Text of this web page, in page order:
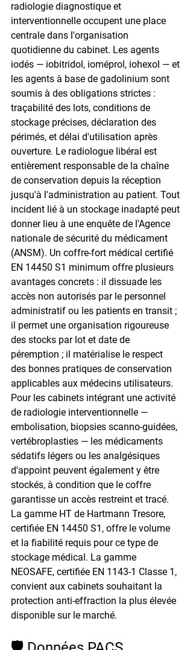
radiologie diagnostique et
interventionnelle occupent une place
centrale dans l'organisation
quotidienne du cabinet. Les agents
iodés — iobitridol, ioméprol, iohexol — et
les agents à base de gadolinium sont
soumis à des obligations strictes :
traçabilité des lots, conditions de
stockage précises, déclaration des
périmés, et délai d'utilisation après
ouverture. Le radiologue libéral est
entièrement responsable de la chaîne
de conservation depuis la réception
jusqu'à l'administration au patient. Tout
incident lié à un stockage inadapté peut
donner lieu à une enquête de l'Agence
nationale de sécurité du médicament
(ANSM). Un coffre-fort médical certifié
EN 14450 S1 minimum offre plusieurs
avantages concrets : il dissuade les
accès non autorisés par le personnel
administratif ou les patients en transit ;
il permet une organisation rigoureuse
des stocks par lot et date de
péremption ; il matérialise le respect
des bonnes pratiques de conservation
applicables aux médecins utilisateurs.
Pour les cabinets intégrant une activité
de radiologie interventionnelle —
embolisation, biopsies scanno-guidées,
vertébroplasties — les médicaments
sédatifs légers ou les analgésiques
d'appoint peuvent également y être
stockés, à condition que le coffre
garantisse un accès restreint et tracé.
La gamme HT de Hartmann Tresore,
certifiée EN 14450 S1, offre le volume
et la fiabilité requis pour ce type de
stockage médical. La gamme
NEOSAFE, certifiée EN 1143-1 Classe 1,
convient aux cabinets souhaitant la
protection anti-effraction la plus élevée
disponible sur le marché.